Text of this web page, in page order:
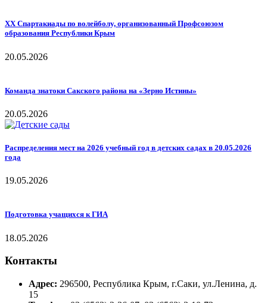
ХХ Спартакиады по волейболу, организованный Профсоюзом
образования Республики Крым
20.05.2026
Команда знатоки Сакского района на «Зерно Истины»
20.05.2026
Распределения мест на 2026 учебный год в детских садах в 20.05.2026
года
19.05.2026
Подготовка учащихся к ГИА
18.05.2026
Контакты
Адрес: 296500, Республика Крым, г.Саки, ул.Ленина, д.
15